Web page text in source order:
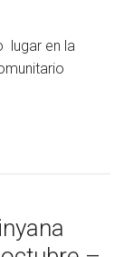
lugar en la